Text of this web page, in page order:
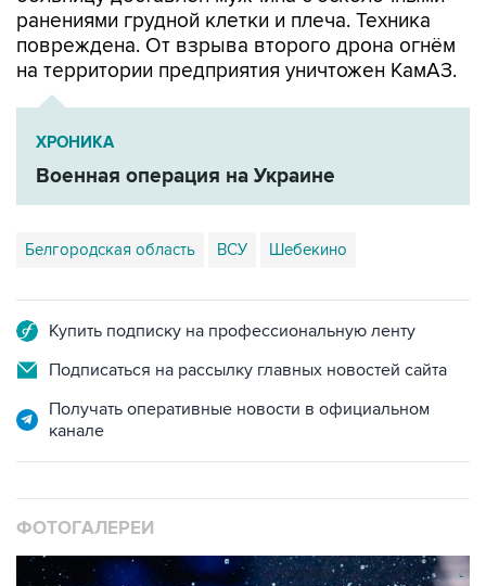
на территории предприятия уничтожен КамАЗ.
ХРОНИКА
Военная операция на Украине
Белгородская область ВСУ Шебекино
Подписаться на рассылку главных новостей сайта
Получать оперативные новости в официальном
канале